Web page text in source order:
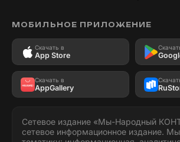
МОБИЛЬНОЕ ПРИЛОЖЕНИЕ
Скачать в
App Store
Скачать в
AppGallery
Сетевое издание «Мы-Народный
сетевое информационное издание.